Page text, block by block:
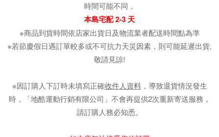
時間可能不同，
本島宅配 2-3 天
※商品到貨時間依店家出貨日及物流業者配送時間點為準
※若節慶假日遇訂單較多或不可抗力天災因素，則可能延遲出貨,
敬請見諒!
※因訂購人下訂時未填寫正確收件人資料，導致退貨情況發生
時，「地酷運動行銷有限公司」不會再提供2次重新寄送服務，
請訂購人務必知悉。